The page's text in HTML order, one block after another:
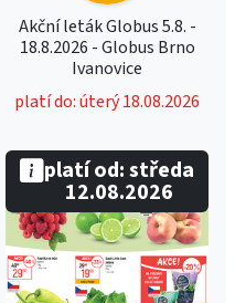
Akční leták Globus 5.8. -
18.8.2026 - Globus Brno
Ivanovice
platí do: úterý 18.08.2026
platí od: středa
12.08.2026